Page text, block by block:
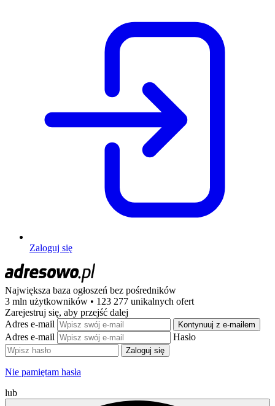
Zaloguj się
Największa baza ogłoszeń bez pośredników
3 mln użytkowników • 123 277 unikalnych ofert
Zarejestruj się, aby przejść dalej
Adres e-mail
Kontynuuj z e-mailem
Adres e-mail Hasło
Zaloguj się
Nie pamiętam hasła
lub